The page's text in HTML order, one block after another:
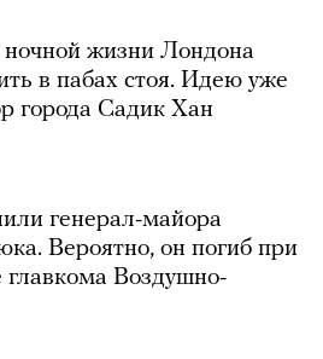
жизни Лондона
в пабах стоя. Идею уже
города Садик Хан
генерал-майора
Вероятно, он погиб при
Воздушно-